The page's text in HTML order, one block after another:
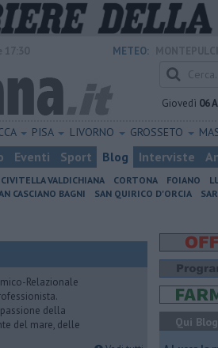
METEO:
Giovedì 06
PISA LIVORNO GROSSETO
Eventi Sport Blog Interviste
CIVITELLA VALDICHIANA CORTONA FOIANO
CASCIANO BAGNI SAN QUIRICO D'ORCIA
Relazionale
della
del mare, delle
Qui Blog